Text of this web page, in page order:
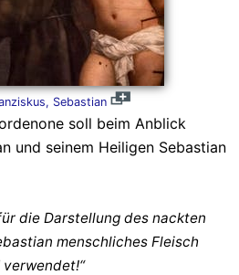
Sebastian
soll beim Anblick
und seinem Heiligen Sebastian
die Darstellung des nackten
menschliches Fleisch